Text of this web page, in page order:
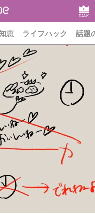
RANK
恵 ライフハック 話題